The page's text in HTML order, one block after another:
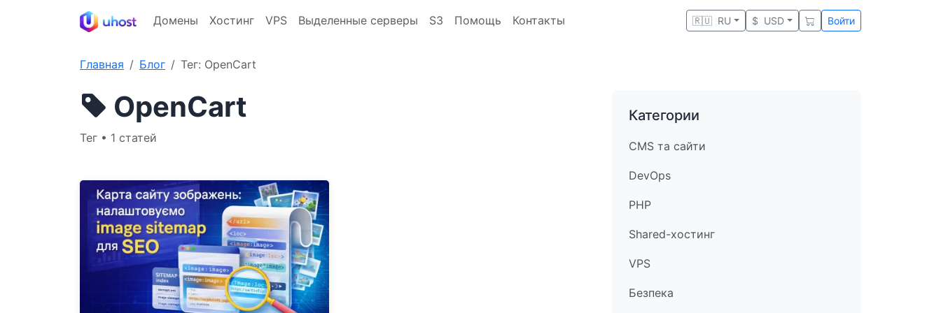
Домены Хостинг VPS Выделенные серверы S3 Помощь Контакты 🇷🇺 RU $ USD Войти
Главная Блог Тег: OpenCart
OpenCart
Тег • 1 статей
Категории
CMS та сайти
DevOps
PHP
Shared-хостинг
VPS
Безпека